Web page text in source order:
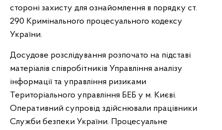
стороні захисту для ознайомлення в порядку ст.
290 Кримінального процесуального кодексу
України.
Досудове розслідування розпочато на підставі
матеріалів співробітників Управління аналізу
інформації та управління ризиками
Територіального управління БЕБ у м. Києві.
Оперативний супровід здійснювали працівники
Служби безпеки України. Процесуальне